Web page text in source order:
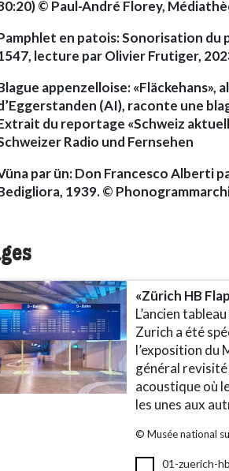
© Paul-André Florey,
en patois: Sonorisation du
lecture par Olivier Frutiger,
appenzelloise: «Fläckehans»,
(AI), raconte une
du reportage «Schweiz
Radio und Fernsehen
par ün: Don Francesco Alberti
1939. ©
«Zürich HB
L’ancien
Zurich a été
l’exposition du
général revisité
acoustique où
les unes aux
© Musée national
01-zuerich-